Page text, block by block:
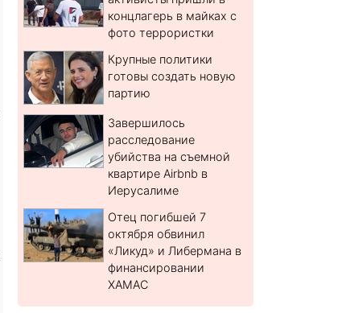
концлагерь в майках с
фото террористки
Крупные политики
готовы создать новую
партию
Завершилось
расследование
убийства на съемной
квартире Airbnb в
Иерусалиме
Отец погибшей 7
октября обвинил
«Ликуд» и Либермана в
финансировании
ХАМАС